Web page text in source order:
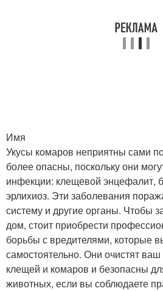
Имя
Укусы комаров неприятны сами
более опасны, поскольку они
инфекции: клещевой энцефалит,
эрлихиоз. Эти заболевания
систему и другие органы. Чтобы
дом, стоит приобрести
борьбы с вредителями, которые
самостоятельно. Они очистят
клещей и комаров и безопасны
животных, если вы соблюдаете